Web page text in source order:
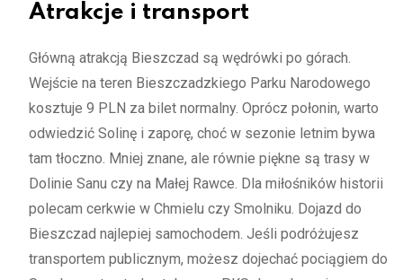
Atrakcje i transport
Główną atrakcją Bieszczad są wędrówki po górach.
Wejście na teren Bieszczadzkiego Parku Narodowego
kosztuje 9 PLN za bilet normalny. Oprócz połonin, warto
odwiedzić Solinę i zaporę, choć w sezonie letnim bywa
tam tłoczno. Mniej znane, ale równie piękne są trasy w
Dolinie Sanu czy na Małej Rawce. Dla miłośników historii
polecam cerkwie w Chmielu czy Smolniku. Dojazd do
Bieszczad najlepiej samochodem. Jeśli podróżujesz
transportem publicznym, możesz dojechać pociągiem do